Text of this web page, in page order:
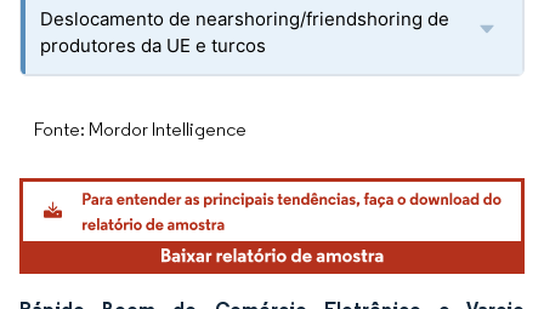
Deslocamento de nearshoring/friendshoring de
produtores da UE e turcos
Fonte: Mordor Intelligence